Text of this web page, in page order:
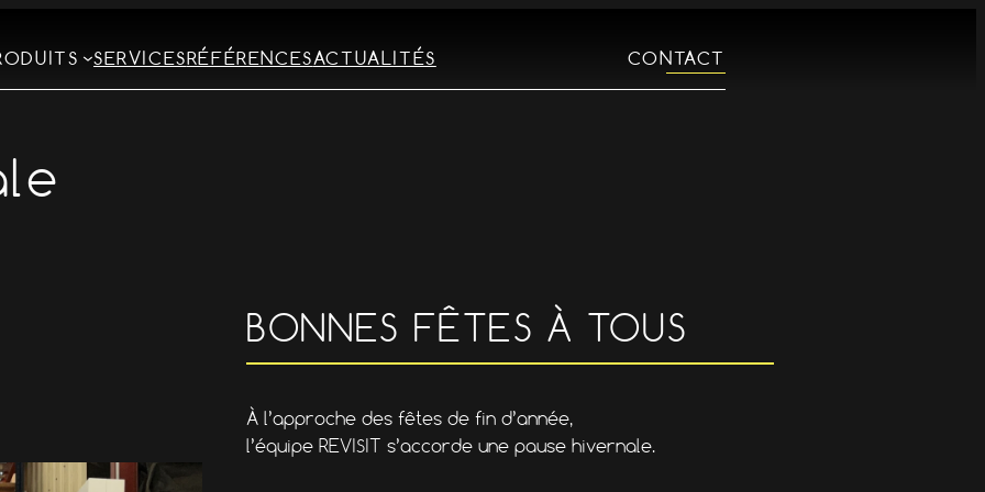
SERVICESRÉFÉRENCESACTUALITÉS CONTACT
BONNES FÊTES À TOUS
À l’approche des fêtes de fin d’année,
l’équipe REVISIT s’accorde une pause hivernale.